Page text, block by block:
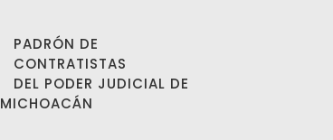
PADRÓN DE
CONTRATISTAS
DEL PODER JUDICIAL DE
MICHOACÁN